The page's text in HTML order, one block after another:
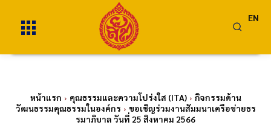
EN
หน้าแรก คุณธรรมและความโปร่งใส (ITA)
กิจกรรมด้าน
วัฒนธรรมคุณธรรมในองค์กร
ขอเชิญร่วมงานสัมมนาเครือข่ายธร
รมาภิบาล วันที่ 25 สิงหาคม 2566